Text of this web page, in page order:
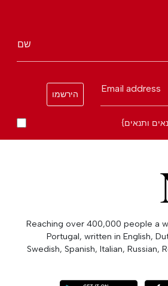
שם
Email address
הירשמו
ותנאים}
Reaching over 400,000 people a
Portugal, written in English,
Swedish, Spanish, Italian, Russian,